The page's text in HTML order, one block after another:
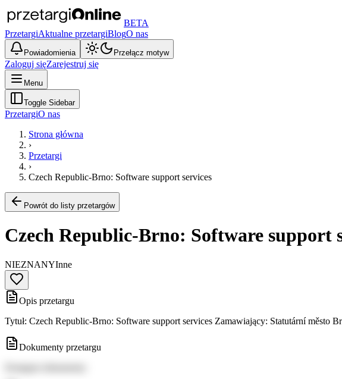
BETA
PrzetargiAktualne przetargiBlogO nas
Powiadomienia Przełącz motyw
Zaloguj sięZarejestruj się
Menu
Toggle Sidebar
PrzetargiO nas
Strona główna
›
Przetargi
›
Czech Republic-Brno: Software support services
Powrót do listy przetargów
Czech Republic-Brno: Software support
NIEZNANYInne
Opis przetargu
Tytuł: Czech Republic-Brno: Software support services Zamawiający: Statutární
Dokumenty przetargu